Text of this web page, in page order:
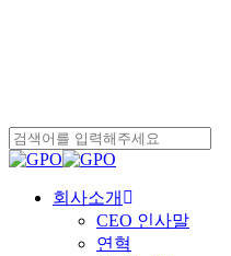
Close
search
Menu
회사소개
CEO 인사말
연혁